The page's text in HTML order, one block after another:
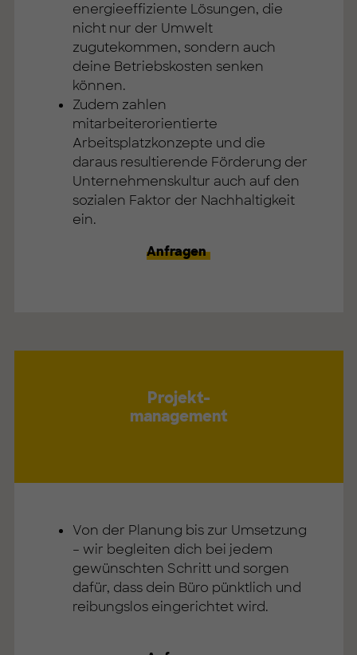
energieeffiziente Lösungen, die
nicht nur der Umwelt
zugutekommen, sondern auch
deine Betriebskosten senken
können.
Zudem zahlen
mitarbeiterorientierte
Arbeitsplatzkonzepte und die
daraus resultierende Förderung der
Unternehmenskultur auch auf den
sozialen Faktor der Nachhaltigkeit
ein.
Anfragen
Projekt-
management
Von der Planung bis zur Umsetzung
– wir begleiten dich bei jedem
gewünschten Schritt und sorgen
dafür, dass dein Büro pünktlich und
reibungslos eingerichtet wird.